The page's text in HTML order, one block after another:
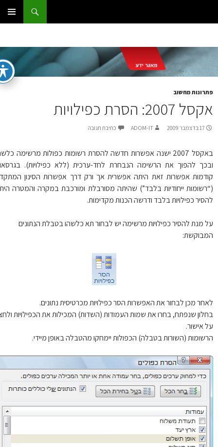
מחשוב
הסרת כפילויות
17 בדצמבר 2009 ADOM-IT כתיבת תגובה
באקסל 2007 ישנה אפשרות חדשה להסרת רשומות כפולות מרשימה כלשהי
להפוך את הרשימה הנבחרת לחד-ערכית (ללא כפילויות). בגרסאות
אפשרות זאת היתה אפשרית אך ורק דרך אפשרות הסינון המתקדם
ייחודיות בלבד”) שהיתה מסורבלת ומורכבת במקרה והמטרה היתה
כפילויות בלבד ודרשה הכנות מקדימות.
מנת להסיר כפילויות מרשימה יש לבחור תא כלשהו בטבלת הנתונים
מכן לבחור את האפשרות הסר כפילויות מכרטיסית נתונים.
שנפתח, בחרו את שמות העמודות (השדות) המכילות את הכפילויות ולחצו
אישור.
(השורות בטבלה) הכפולות יימחקו מהטבלה באופן מיידי.